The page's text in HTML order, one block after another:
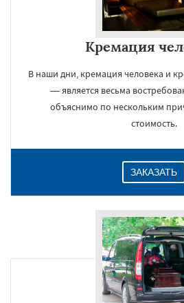
Кремация
В наши дни, кремация человека и
— является весьма
объяснимо по нескольким
стоимость.
ЗАКАЗАТЬ